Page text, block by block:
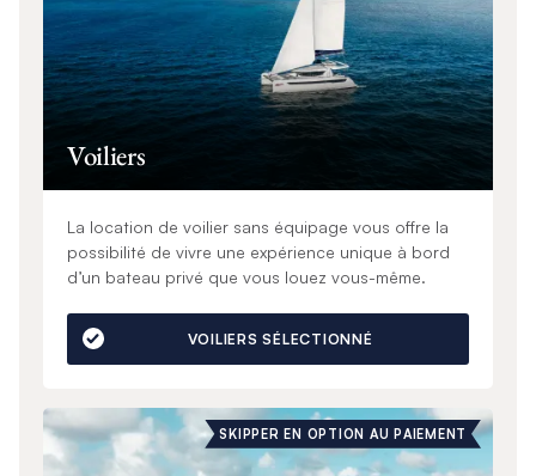
Voiliers
La location de voilier sans équipage vous offre la
possibilité de vivre une expérience unique à bord
d’un bateau privé que vous louez vous-même.
VOILIERS SÉLECTIONNÉ
SKIPPER EN OPTION AU PAIEMENT